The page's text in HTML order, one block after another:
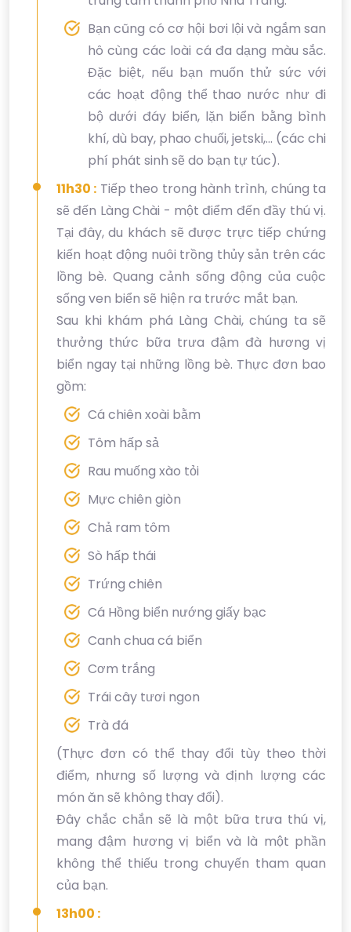
Bạn cũng có cơ hội bơi lội và ngắm san
hô cùng các loài cá đa dạng màu sắc.
Đặc biệt, nếu bạn muốn thử sức với
các hoạt động thể thao nước như đi
bộ dưới đáy biển, lặn biển bằng bình
khí, dù bay, phao chuối, jetski,... (các chi
phí phát sinh sẽ do bạn tự túc).
11h30 : Tiếp theo trong hành trình, chúng ta
sẽ đến Làng Chài - một điểm đến đầy thú vị.
Tại đây, du khách sẽ được trực tiếp chứng
kiến hoạt động nuôi trồng thủy sản trên các
lồng bè. Quang cảnh sống động của cuộc
sống ven biển sẽ hiện ra trước mắt bạn.
Sau khi khám phá Làng Chài, chúng ta sẽ
thưởng thức bữa trưa đậm đà hương vị
biển ngay tại những lồng bè. Thực đơn bao
gồm:
Cá chiên xoài bằm
Tôm hấp sả
Rau muống xào tỏi
Mực chiên giòn
Chả ram tôm
Sò hấp thái
Trứng chiên
Cá Hồng biển nướng giấy bạc
Canh chua cá biển
Cơm trắng
Trái cây tươi ngon
Trà đá
(Thực đơn có thể thay đổi tùy theo thời
điểm, nhưng số lượng và định lượng các
món ăn sẽ không thay đổi).
Đây chắc chắn sẽ là một bữa trưa thú vị,
mang đậm hương vị biển và là một phần
không thể thiếu trong chuyến tham quan
của bạn.
13h00 :